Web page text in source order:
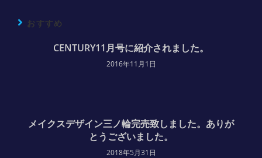
おすすめ
CENTURY11月号に紹介されました。
2016年11月1日
メイクスデザイン三ノ輪完売致しました。ありが
とうございました。
2018年5月31日